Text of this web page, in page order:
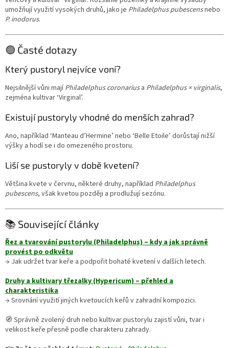
umožňují využití vysokých druhů, jako je Philadelphus pubescensnebo
P. inodorus.
🟢 Časté dotazy
Který pustoryl nejvíce voní?
Nejsilnější vůni majíPhiladelphus coronariusa Philadelphus × virginalis,
zejména kultivar ‘Virginal’.
Existují pustoryly vhodné do menších zahrad?
Ano, například ‘Manteau d’Hermine’ nebo ‘Belle Etoile’ dorůstají nižší
výšky a hodí se i do omezeného prostoru.
Liší se pustoryly v době kvetení?
Většina kvete v červnu, některé druhy, například Philadelphus
pubescens, však kvetou později a prodlužují sezónu.
📚 Související články
Řez a tvarování pustorylu (Philadelphus) – kdy a jak správně
provést po odkvětu
→ Jak udržet tvar keře a podpořit bohaté kvetení v dalších letech.
Druhy a kultivary třezalky (Hypericum) – přehled a
charakteristika
→ Srovnání využití jiných kvetoucích keřů v zahradní kompozici.
🧭 Správně zvolený druh nebo kultivar pustorylu zajistí vůni, tvar i
velikost keře přesně podle charakteru zahrady.